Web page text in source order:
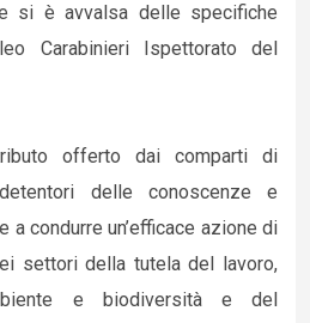
si è avvalsa delle specifiche
Carabinieri Ispettorato del
offerto dai comparti di
delle conoscenze e
condurre un’efficace azione di
settori della tutela del lavoro,
e biodiversità e del